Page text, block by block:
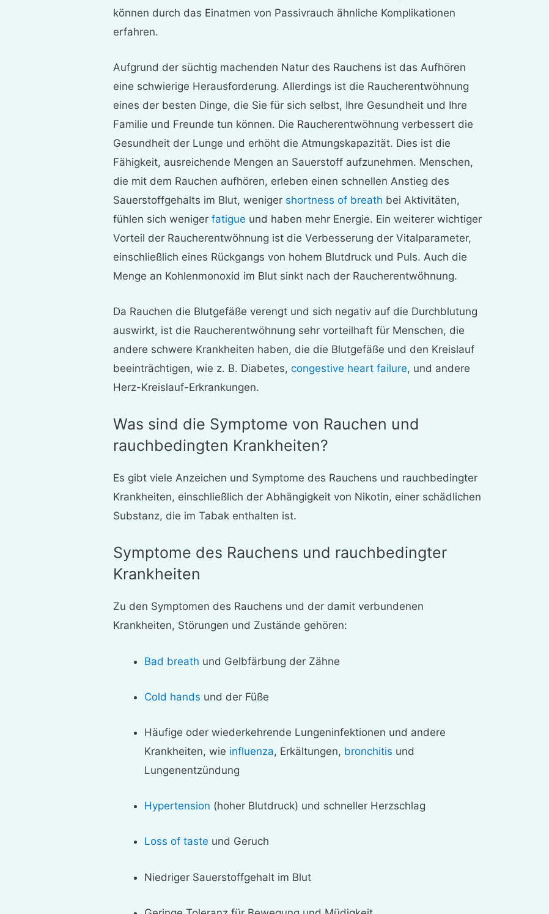
können durch das Einatmen von Passivrauch ähnliche Komplikationen
erfahren.
Aufgrund der süchtig machenden Natur des Rauchens ist das Aufhören
eine schwierige Herausforderung. Allerdings ist die Raucherentwöhnung
eines der besten Dinge, die Sie für sich selbst, Ihre Gesundheit und Ihre
Familie und Freunde tun können. Die Raucherentwöhnung verbessert die
Gesundheit der Lunge und erhöht die Atmungskapazität. Dies ist die
Fähigkeit, ausreichende Mengen an Sauerstoff aufzunehmen. Menschen,
die mit dem Rauchen aufhören, erleben einen schnellen Anstieg des
Sauerstoffgehalts im Blut, weniger shortness of breath bei Aktivitäten,
fühlen sich wenigerfatigue und haben mehr Energie. Ein weiterer wichtiger
Vorteil der Raucherentwöhnung ist die Verbesserung der Vitalparameter,
einschließlich eines Rückgangs von hohem Blutdruck und Puls. Auch die
Menge an Kohlenmonoxid im Blut sinkt nach der Raucherentwöhnung.
Da Rauchen die Blutgefäße verengt und sich negativ auf die Durchblutung
auswirkt, ist die Raucherentwöhnung sehr vorteilhaft für Menschen, die
andere schwere Krankheiten haben, die die Blutgefäße und den Kreislauf
beeinträchtigen, wie z. B. Diabetes,congestive heart failure, und andere
Herz-Kreislauf-Erkrankungen.
Was sind die Symptome von Rauchen und
rauchbedingten Krankheiten?
Es gibt viele Anzeichen und Symptome des Rauchens und rauchbedingter
Krankheiten, einschließlich der Abhängigkeit von Nikotin, einer schädlichen
Substanz, die im Tabak enthalten ist.
Symptome des Rauchens und rauchbedingter
Krankheiten
Zu den Symptomen des Rauchens und der damit verbundenen
Krankheiten, Störungen und Zustände gehören:
Bad breath und Gelbfärbung der Zähne
Cold hands und der Füße
Häufige oder wiederkehrende Lungeninfektionen und andere
Krankheiten, wie influenza, Erkältungen, bronchitis und
Lungenentzündung
Hypertension (hoher Blutdruck) und schneller Herzschlag
Loss of taste und Geruch
Niedriger Sauerstoffgehalt im Blut